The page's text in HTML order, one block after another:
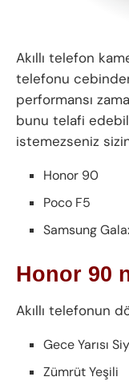
Akıllı telefon
telefonu
performansı
bunu telafi
istemezseniz
Honor 90
Poco F5
Samsung
Honor 90
Akıllı telefonun
Gece Yarısı
Zümrüt Yeşili